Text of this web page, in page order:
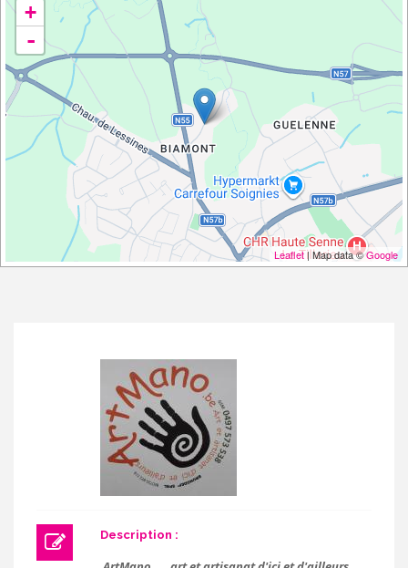
+
-
Leaflet| Map data ©Google
Description :